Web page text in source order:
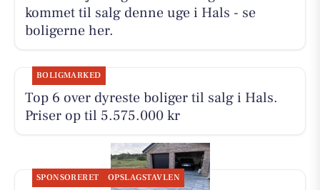
kommet til salg denne uge i Hals - se
boligerne her.
BOLIGMARKED
Top 6 over dyreste boliger til salg i Hals.
Priser op til 5.575.000 kr
SPONSORERET OPSLAGSTAVLEN